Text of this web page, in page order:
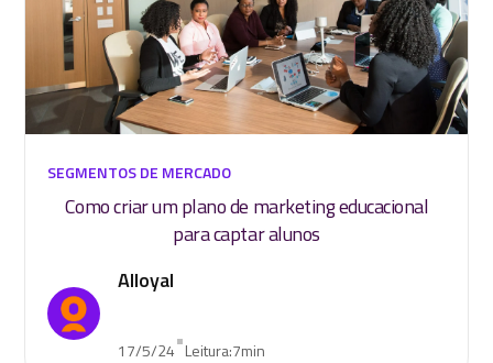
SEGMENTOS DE MERCADO
Como criar um plano de marketing educacional
para captar alunos
Alloyal
17/5/24•Leitura:7min